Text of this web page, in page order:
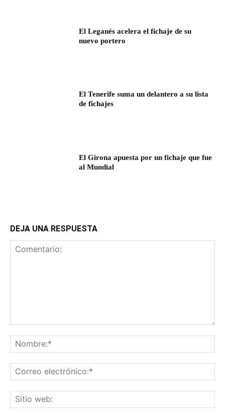
El Leganés acelera el fichaje de su
nuevo portero
El Tenerife suma un delantero a su lista
de fichajes
El Girona apuesta por un fichaje que fue
al Mundial
DEJA UNA RESPUESTA